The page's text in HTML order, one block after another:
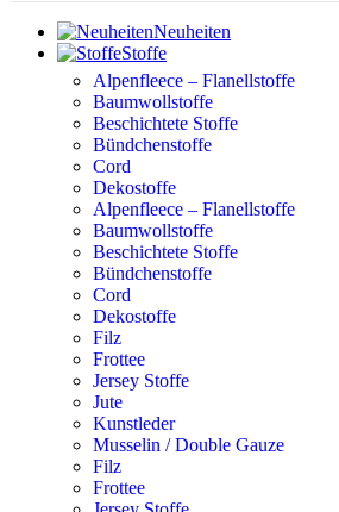
Neuheiten
Stoffe
Alpenfleece – Flanellstoffe
Baumwollstoffe
Beschichtete Stoffe
Bündchenstoffe
Cord
Dekostoffe
Alpenfleece – Flanellstoffe
Baumwollstoffe
Beschichtete Stoffe
Bündchenstoffe
Cord
Dekostoffe
Filz
Frottee
Jersey Stoffe
Jute
Kunstleder
Musselin / Double Gauze
Filz
Frottee